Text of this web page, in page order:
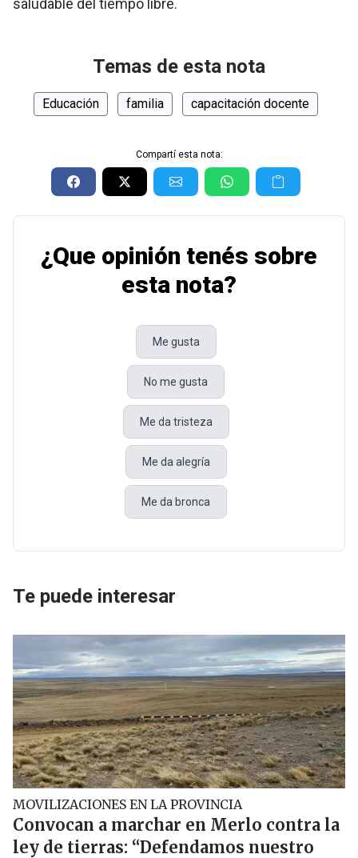
saludable del tiempo libre.
Temas de esta nota
Educación familia capacitación docente
Compartí esta nota:
¿Que opinión tenés sobre
esta nota?
Me gusta
No me gusta
Me da tristeza
Me da alegría
Me da bronca
Te puede interesar
MOVILIZACIONES EN LA PROVINCIA
Convocan a marchar en Merlo contra la
ley de tierras: “Defendamos nuestro